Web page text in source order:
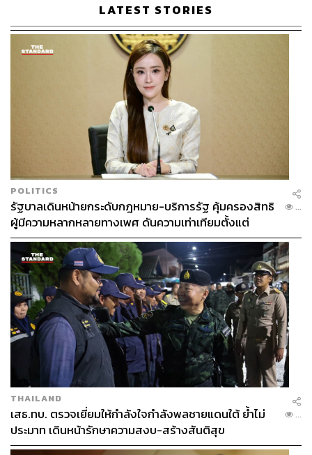
LATEST STORIES
POLITICS
รัฐบาลเดินหน้ายกระดับกฎหมาย-บริการรัฐ คุ้มครองสิทธิ
ผู้มีความหลากหลายทางเพศ ดันความเท่าเทียมตั้งแต่
หลักสูตรในห้องเรียนถึงที่ทำงาน
...
THAILAND
เสธ.ทบ. ตรวจเยี่ยมให้กำลังใจกำลังพลชายแดนใต้ ย้ำไม่
ประมาท เดินหน้ารักษาความสงบ-สร้างสันติสุข
...